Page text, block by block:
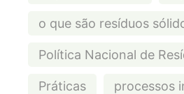
o que são resíduos
Política Nacional de
Práticas processos